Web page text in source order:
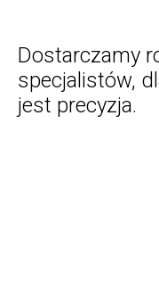
Dostarczamy
specjalistów,
jest precyzja.